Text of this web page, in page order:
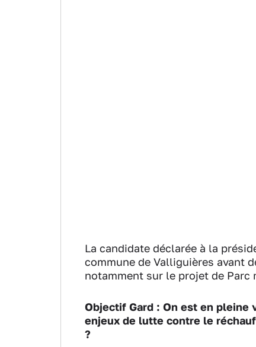
La candidate déclarée à la
commune de Valliguières avant
notamment sur le projet de
Objectif Gard : On est en pleine
enjeux de lutte contre le
?